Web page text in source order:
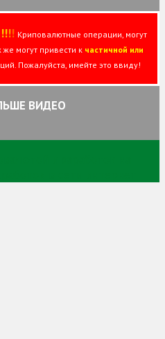
!!!! Криповалютные операции, могут
же могут привести к частичной или
Пожалуйста, имейте это ввиду!
ВИДЕО